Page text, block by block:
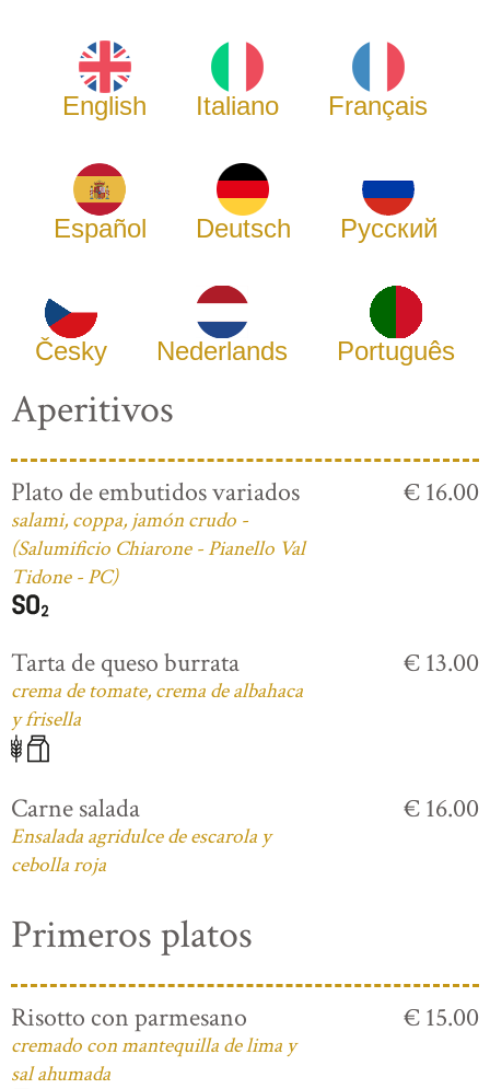
English Italiano Français
Español Deutsch Русский
Česky Nederlands Português
Aperitivos
Plato de embutidos variados
salami, coppa, jamón crudo -
(Salumificio Chiarone - Pianello Val
Tidone - PC)
€ 16.00
Tarta de queso burrata
crema de tomate, crema de albahaca
y frisella
€ 13.00
Carne salada
Ensalada agridulce de escarola y
cebolla roja
€ 16.00
Primeros platos
Risotto con parmesano
cremado con mantequilla de lima y
sal ahumada
€ 15.00